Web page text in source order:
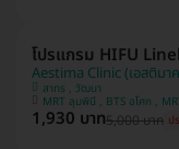
โปรแกรม HIFU
Aestima Clinic (เอสติมา
สาทร , วัฒนา
MRT ลุม
1,930 บาท5,000 บาท ป